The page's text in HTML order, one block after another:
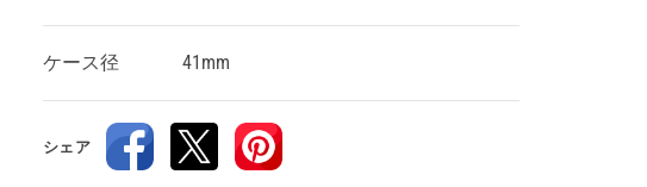
ケース径 41mm
シェア